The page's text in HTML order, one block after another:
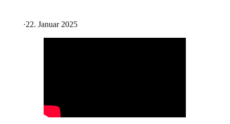
·22. Januar 2025